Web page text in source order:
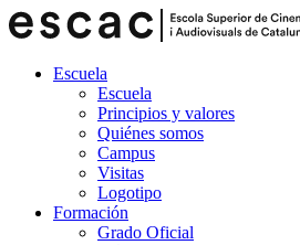
Escuela
Escuela
Principios y valores
Quiénes somos
Campus
Visitas
Logotipo
Formación
Grado Oficial